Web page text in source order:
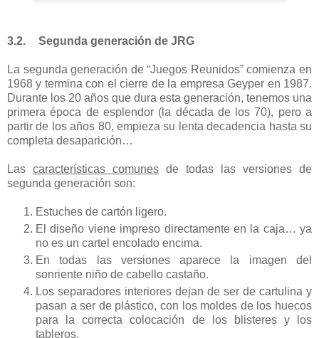
3.2. Segunda generación de JRG
La segunda generación de “Juegos Reunidos” comienza en
1968 y termina con el cierre de la empresa Geyper en 1987.
Durante los 20 años que dura esta generación, tenemos una
primera época de esplendor (la década de los 70), pero a
partir de los años 80, empieza su lenta decadencia hasta su
completa desaparición…
Las características comunes de todas las versiones de
segunda generación son:
Estuches de cartón ligero.
El diseño viene impreso directamente en la caja… ya
no es un cartel encolado encima.
En todas las versiones aparece la imagen del
sonriente niño de cabello castaño.
Los separadores interiores dejan de ser de cartulina y
pasan a ser de plástico, con los moldes de los huecos
para la correcta colocación de los blisteres y los
tableros.